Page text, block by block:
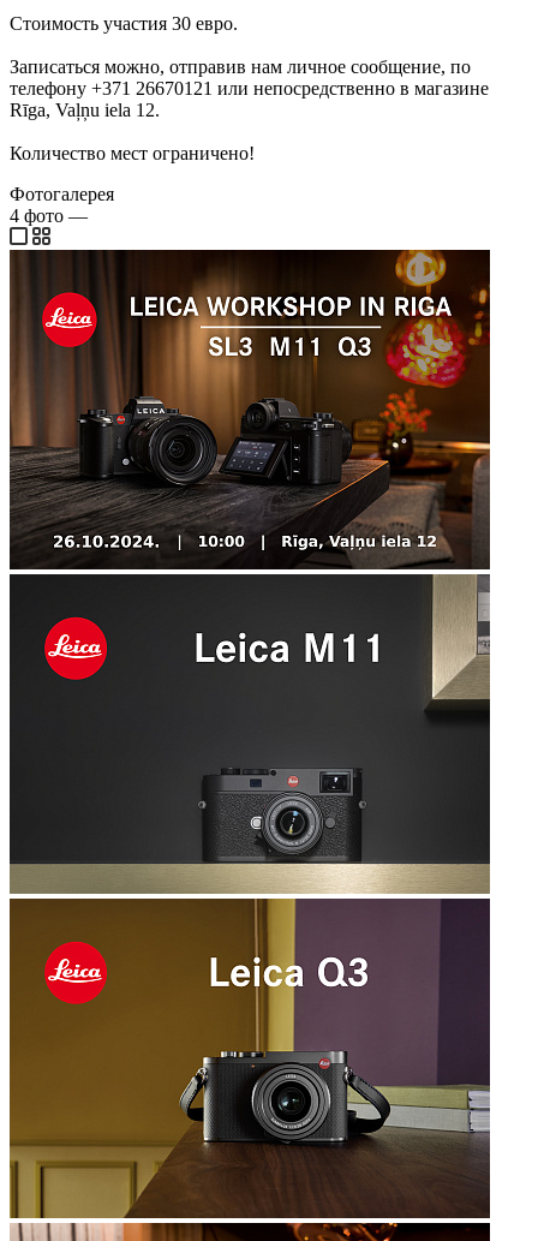
Стоимость участия 30 евро.
Записаться можно, отправив нам личное сообщение, по
телефону +371 26670121 или непосредственно в магазине
Rīga, Vaļņu iela 12.
Количество мест ограничено!
Фотогалерея
4 фото —